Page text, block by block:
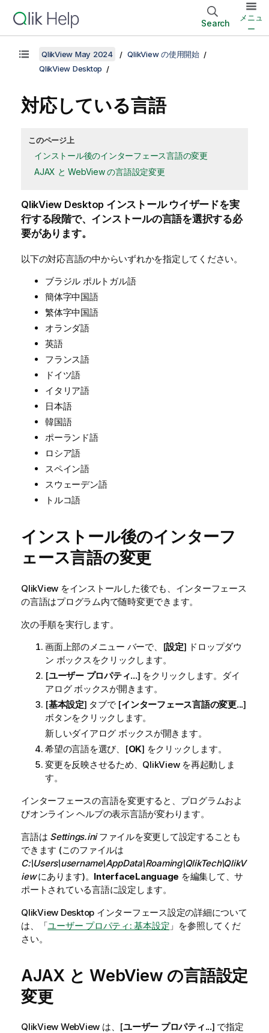
Search
メニュ
ー
QlikView May 2024
QlikView の使用開始
QlikView Desktop
対応している言語
このページ上
インストール後のインターフェース言語の変更
AJAX と WebView の言語設定変更
QlikView Desktop インストール ウイザードを実
行する段階で、インストールの言語を選択する必
要があります。
以下の対応言語の中からいずれかを指定してください。
ブラジル ポルトガル語
簡体字中国語
繁体字中国語
オランダ語
英語
フランス語
ドイツ語
イタリア語
日本語
韓国語
ポーランド語
ロシア語
スペイン語
スウェーデン語
トルコ語
インストール後のインターフ
ェース言語の変更
QlikView をインストールした後でも、インターフェース
の言語はプログラム内で随時変更できます。
次の手順を実行します。
画面上部のメニュー バーで、[設定] ドロップダウ
ン ボックスをクリックします。
[ユーザー プロパティ...] をクリックします。ダイ
アログ ボックスが開きます。
[基本設定] タブで [インターフェース言語の変更...]
ボタンをクリックします。
新しいダイアログ ボックスが開きます。
希望の言語を選び、[OK] をクリックします。
変更を反映させるため、 QlikViewを再起動しま
す。
インターフェースの言語を変更すると、プログラムおよ
びオンライン ヘルプの表示言語が変わります。
言語は Settings.iniファイルを変更して設定することも
できます (このファイルは
C:\Users\username\AppData\Roaming\QlikTech\QlikV
iewにあります)。 InterfaceLanguage を編集して、サ
ポートされている言語に設定します。
QlikView Desktop インターフェース設定の詳細について
は、「ユーザー プロパティ: 基本設定 」を参照してくだ
さい。
AJAX と WebView の言語設定
変更
QlikView WebView は、[ユーザー プロパティ...] で指定